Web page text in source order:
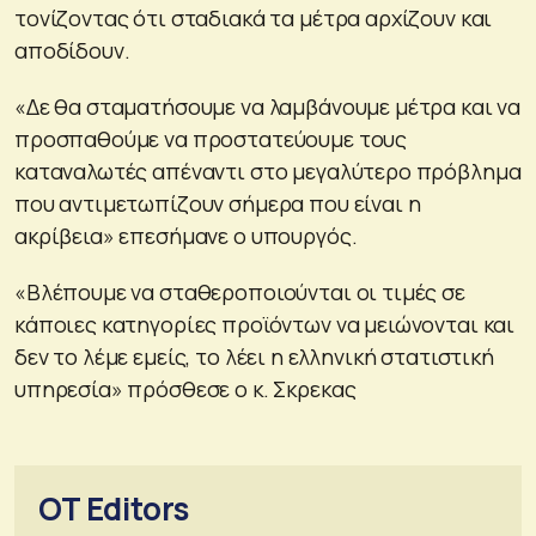
τονίζοντας ότι σταδιακά τα μέτρα αρχίζουν και
αποδίδουν.
«Δε θα σταματήσουμε να λαμβάνουμε μέτρα και να
προσπαθούμε να προστατεύουμε τους
καταναλωτές απέναντι στο μεγαλύτερο πρόβλημα
που αντιμετωπίζουν σήμερα που είναι η
ακρίβεια» επεσήμανε ο υπουργός.
«Βλέπουμε να σταθεροποιούνται οι τιμές σε
κάποιες κατηγορίες προϊόντων να μειώνονται και
δεν το λέμε εμείς, το λέει η ελληνική στατιστική
υπηρεσία» πρόσθεσε ο κ. Σκρεκας
OT Editors